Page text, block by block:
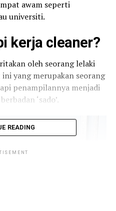
awam seperti
universiti.
kerja cleaner?
oleh seorang lelaki
yang merupakan seorang
penampilannya menjadi
‘sado’.
READING